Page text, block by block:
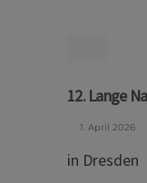
12. Lange
1. April 2026
in Dresden